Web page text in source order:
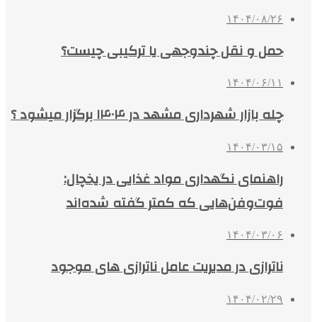
۱۴۰۴/۰۸/۲۶
حمل و نقل چندوجهی یا ترکیبی چیست؟
۱۴۰۴/۰۶/۱۱
چله بازار شهرداری مشهد در ۱۴۰۴ برگزار میشود ؟
۱۴۰۴/۰۳/۱۵
راهنمای نگهداری مواد غذایی در یخچال:
فوت‌وفن‌هایی که کمتر گفته شده‌اند
۱۴۰۴/۰۳/۰۶
ناترازی در مدیریت عامل ناترازی های موجود
۱۴۰۴/۰۲/۲۹